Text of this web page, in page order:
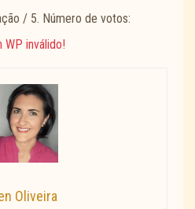
/ 5. Número de votos:
WP inválido!
Oliveira